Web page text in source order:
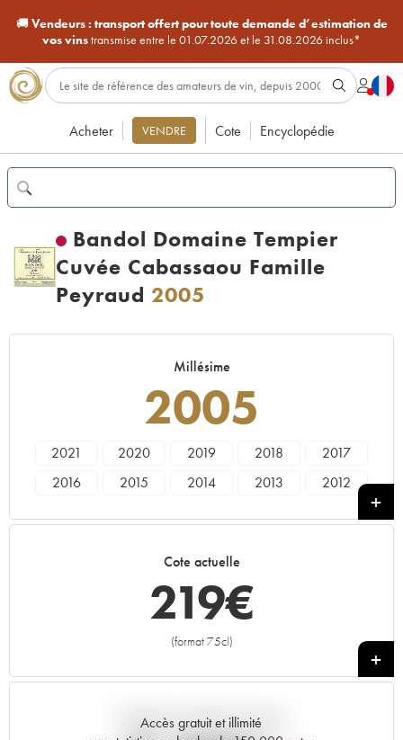
🚚Vendeurs : transport offert pour toute demande d’estimation de
vos vinstransmise entre le 01.07.2026 et le 31.08.2026 inclus*
Acheter VENDRE Cote Encyclopédie
Bandol Domaine Tempier
Cuvée Cabassaou Famille
Peyraud 2005
Millésime
2005
2021 2020 2019 2018
2017
2016
2015 2014 2013
2012
1999
1993
Cote actuelle
219€
(format 75cl)
+
Accès gratuit et illimité
Tendance actuelle de la cote